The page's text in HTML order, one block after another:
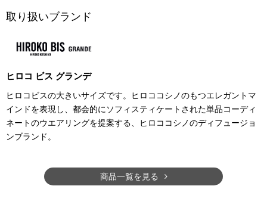
取り扱いブランド
ヒロコ ビス グランデ
ヒロコビスの大きいサイズです。ヒロココシノのもつエレガントマ
インドを表現し、都会的にソフィスティケートされた単品コーディ
ネートのウエアリングを提案する、ヒロココシノのディフュージョ
ンブランド。
商品一覧を見る